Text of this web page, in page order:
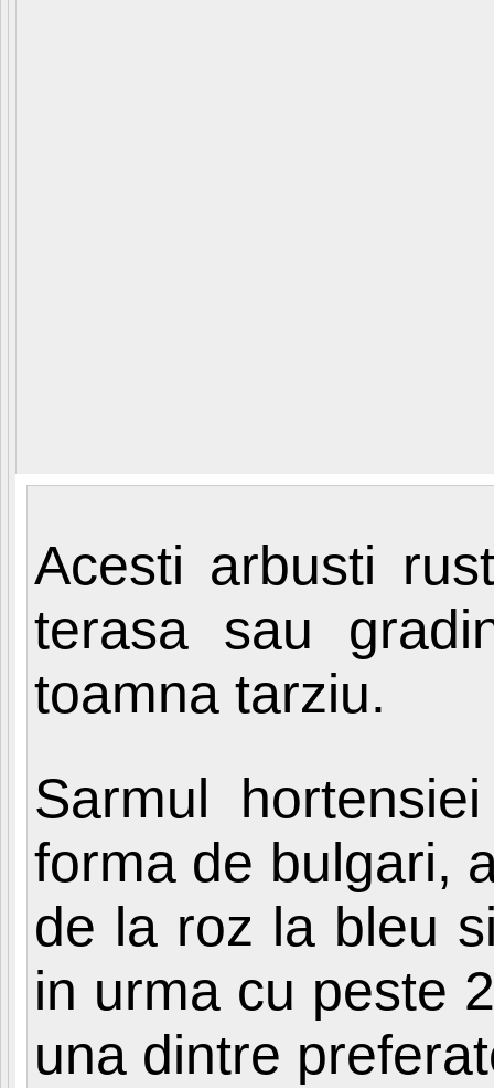
Acesti arbusti
terasa sau
toamna tarziu.
Sarmul
forma de bulgari,
de la roz la bleu
in urma cu peste
una dintre